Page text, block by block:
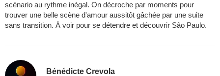
scénario au rythme inégal. On décroche par moments pour
trouver une belle scène d'amour aussitôt gâchée par une suite
sans transition. À voir pour se détendre et découvrir São Paulo.
Bénédicte Crevola